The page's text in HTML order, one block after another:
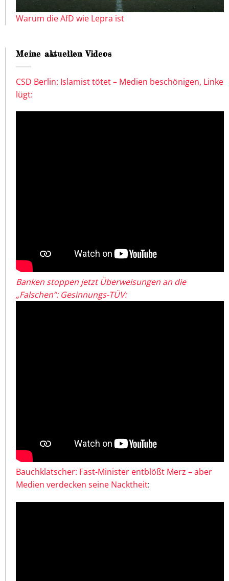
Warum die AfD wie Lepra ist
Meine aktuellen Videos
CSD Berlin: Islamist tötet – Medien beschönigen, Linke
lügt:
Banken stoppen jetzt Überweisungen an die
„Falschen“: Gesinnungs-TÜV:
Bauchklatscher: Fast-Minister entblößt Merz – aber
Medien verdecken seine Nacktheit: